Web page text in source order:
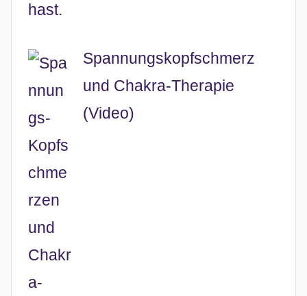
Spannungskopfschmerz
und Chakra-Therapie
(Video)